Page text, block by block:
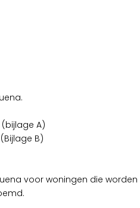
A)
B)
voor woningen die worden